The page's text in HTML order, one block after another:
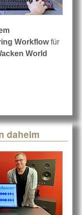
Workflowfür
World
daheim